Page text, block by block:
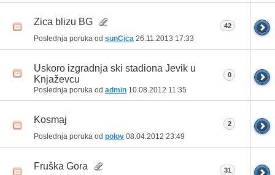
Zica blizu BG
Poslednja poruka od sunCica 26.11.2013 17:33
42
Uskoro izgradnja ski stadiona Jevik u
Knjaževcu
Poslednja poruka od admin 10.08.2012 11:35
0
Kosmaj
Poslednja poruka od polov 08.04.2012 23:49
2
Fruška Gora 31